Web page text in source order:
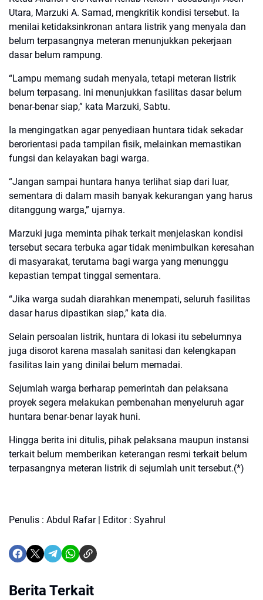
Utara, Marzuki A. Samad, mengkritik kondisi tersebut. Ia
menilai ketidaksinkronan antara listrik yang menyala dan
belum terpasangnya meteran menunjukkan pekerjaan
dasar belum rampung.
“Lampu memang sudah menyala, tetapi meteran listrik
belum terpasang. Ini menunjukkan fasilitas dasar belum
benar-benar siap,” kata Marzuki, Sabtu.
Ia mengingatkan agar penyediaan huntara tidak sekadar
berorientasi pada tampilan fisik, melainkan memastikan
fungsi dan kelayakan bagi warga.
“Jangan sampai huntara hanya terlihat siap dari luar,
sementara di dalam masih banyak kekurangan yang harus
ditanggung warga,” ujarnya.
Marzuki juga meminta pihak terkait menjelaskan kondisi
tersebut secara terbuka agar tidak menimbulkan keresahan
di masyarakat, terutama bagi warga yang menunggu
kepastian tempat tinggal sementara.
“Jika warga sudah diarahkan menempati, seluruh fasilitas
dasar harus dipastikan siap,” kata dia.
Selain persoalan listrik, huntara di lokasi itu sebelumnya
juga disorot karena masalah sanitasi dan kelengkapan
fasilitas lain yang dinilai belum memadai.
Sejumlah warga berharap pemerintah dan pelaksana
proyek segera melakukan pembenahan menyeluruh agar
huntara benar-benar layak huni.
Hingga berita ini ditulis, pihak pelaksana maupun instansi
terkait belum memberikan keterangan resmi terkait belum
terpasangnya meteran listrik di sejumlah unit tersebut.(*)
Penulis : Abdul Rafar | Editor : Syahrul
Berita Terkait